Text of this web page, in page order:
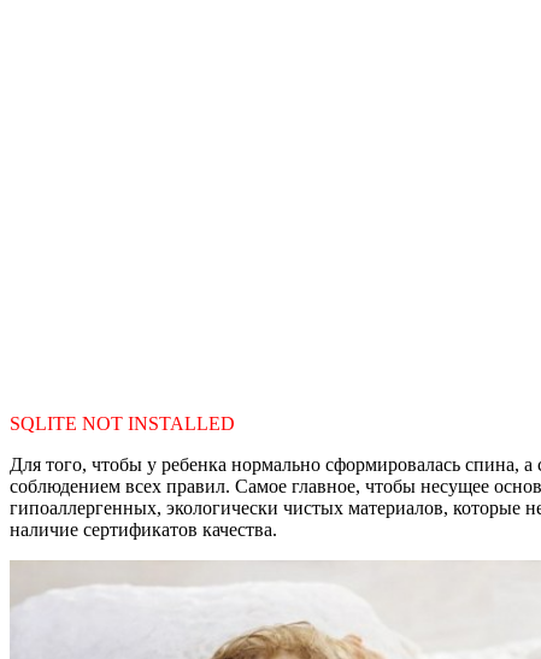
SQLITE NOT INSTALLED
Для того, чтобы у ребенка нормально сформировалась
соблюдением всех правил. Самое главное, чтобы несущее
гипоаллергенных, экологически чистых материалов, которые
наличие сертификатов качества.